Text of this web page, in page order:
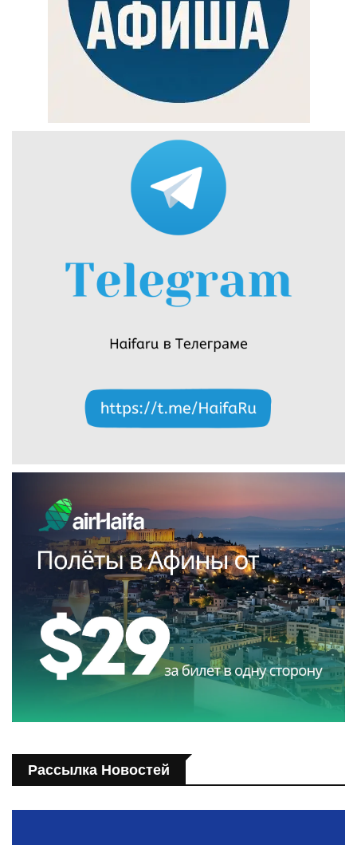
Рассылка Новостей